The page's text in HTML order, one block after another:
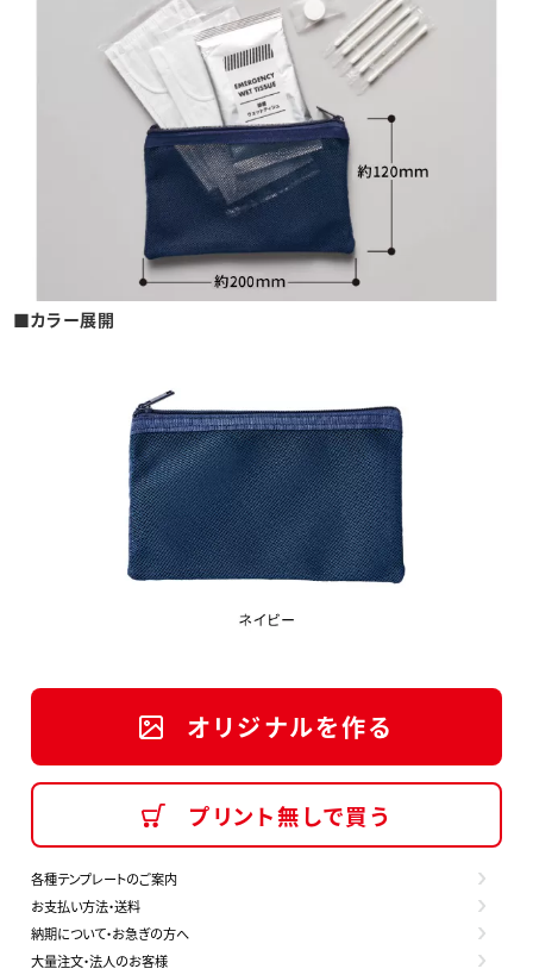
■カラー展開
オリジナルを作る
プリント無しで買う
各種テンプレートのご案内
お支払い方法・送料
納期について・お急ぎの方へ
大量注文・法人のお客様